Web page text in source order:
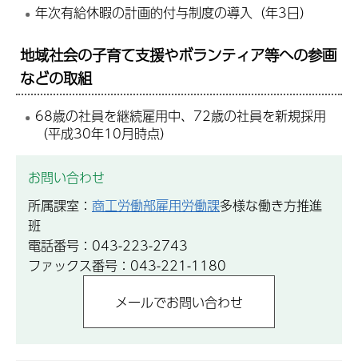
年次有給休暇の計画的付与制度の導入（年3日）
地域社会の子育て支援やボランティア等への参画
などの取組
68歳の社員を継続雇用中、72歳の社員を新規採用
（平成30年10月時点）
お問い合わせ
所属課室： 商工労働部雇用労働課多様な働き方推進
班
電話番号：043-223-2743
ファックス番号：043-221-1180